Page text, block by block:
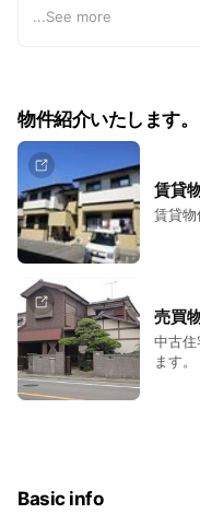
心掛けて、不動産情
なくお問い合わせくだ
ークなども使えますの
...See more
賃貸
賃貸物
売買
中古住
ます。
Basic info